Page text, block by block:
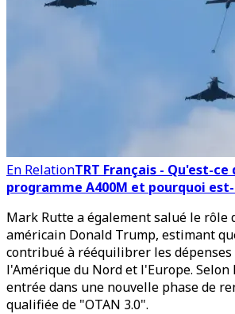
En RelationTRT Français - Qu'est-ce
programme A400M et pourquoi
Mark Rutte a également salué le rôle
américain Donald Trump, estimant
contribué à rééquilibrer les
l'Amérique du Nord et l'Europe.
entrée dans une nouvelle phase de
qualifiée de "OTAN 3.0".